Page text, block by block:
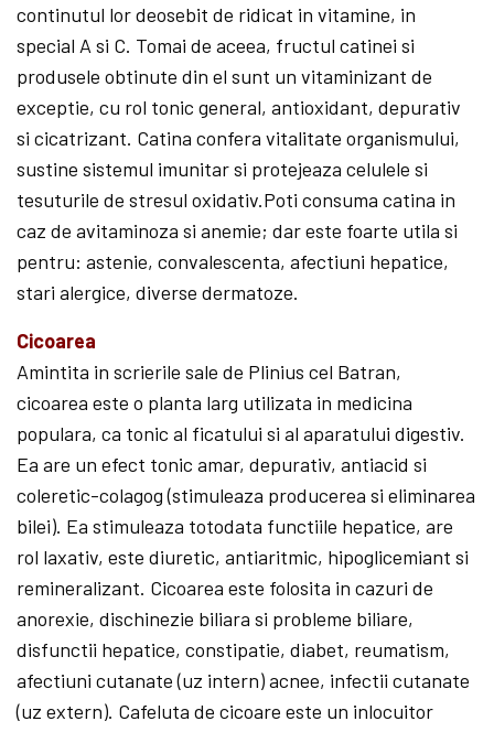
continutul lor deosebit de ridicat in vitamine, in
special A si C. Tomai de aceea, fructul catinei si
produ­sele obtinute din el sunt un vitaminizant de
exceptie, cu rol tonic general, antioxidant, depurativ
si cicatrizant. Catina confera vitalitate organismului,
sustine sistemul imunitar si protejeaza celulele si
tesuturile de stresul oxidativ.Poti consuma catina in
caz de avitaminoza si anemie; dar este foarte utila si
pentru: astenie, convalescenta, afectiuni hepatice,
stari alergice, diverse dermatoze.
Cicoarea
Amintita in scrierile sale de Plinius cel Batran,
cicoarea este o planta larg utilizata in medicina
populara, ca tonic al ficatului si al aparatului digestiv.
Ea are un efect tonic amar, depurativ, antiacid si
coleretic-colagog (stimuleaza producerea si eliminarea
bilei). Ea stimuleaza totodata functiile hepatice, are
rol laxativ, este diuretic, antiaritmic, hipoglicemiant si
remineralizant. Cicoarea este folosita in cazuri de
anorexie, dischinezie biliara si probleme biliare,
disfunctii hepatice, constipatie, diabet, reumatism,
afectiuni cutanate (uz intern) acnee, infectii cutanate
(uz extern). Cafeluta de cicoare este un inlocuitor